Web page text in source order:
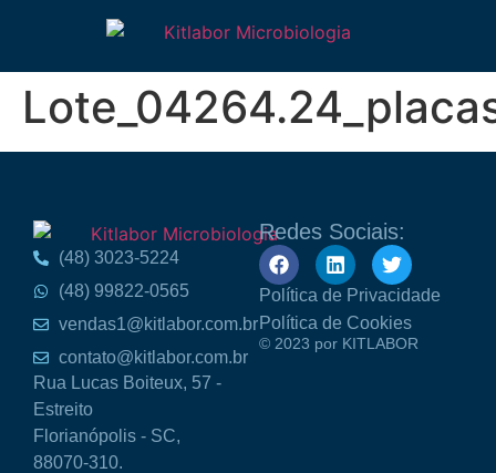
(48) 3023-5224
(48) 99822-0565
vendas1@kitlabor.com.br
contato@kitlabor.com.br
Rua Lucas Boiteux, 57 -
Estreito
Florianópolis - SC,
88070-310.
Redes Sociais:
Política de Privacidade
Política de Cookies
© 2023 por KITLABOR